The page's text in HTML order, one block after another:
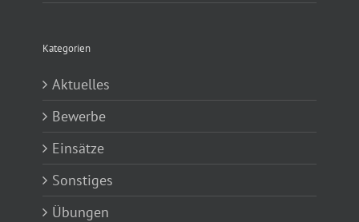
Kategorien
Aktuelles
Bewerbe
Einsätze
Sonstiges
Übungen